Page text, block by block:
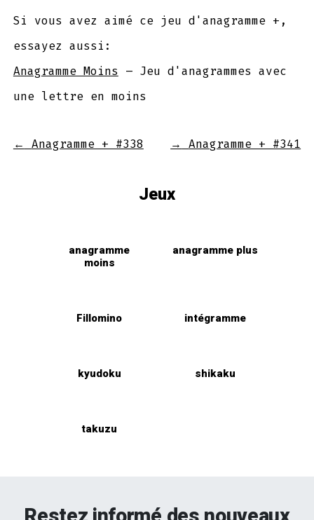
Si vous avez aimé ce jeu d'anagramme +,
essayez aussi:
Anagramme Moins – Jeu d'anagrammes avec
une lettre en moins
← Anagramme + #338 → Anagramme + #341
Jeux
anagramme
moins
anagramme plus
Fillomino intégramme
kyudoku shikaku
takuzu